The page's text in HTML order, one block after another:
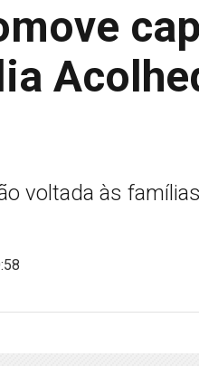
voltada às